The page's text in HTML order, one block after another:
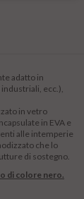
adatto in
ecc.),
in vetro
in EVA e
alle intemperie
che lo
di sostegno.
di colore nero.